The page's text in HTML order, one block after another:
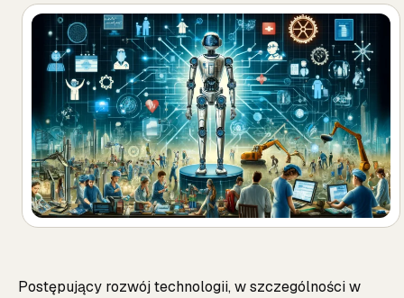
Postępujący rozwój technologii, w szczególności w